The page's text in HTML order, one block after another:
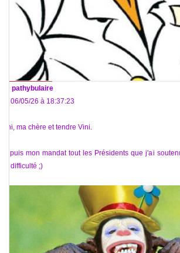
pathybulaire
Le 06/05/26 à 18:37:23
Vini, ma chère et tendre Vini.
Depuis mon mandat tout les Présidents que j'ai
de difficulté ;)